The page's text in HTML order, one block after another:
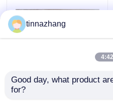
एक उद्धरण का अनुरोध करें
रबर तेल सील
कंपन शमन अनुकूलित
tinnazhang
Good day, what product
for?